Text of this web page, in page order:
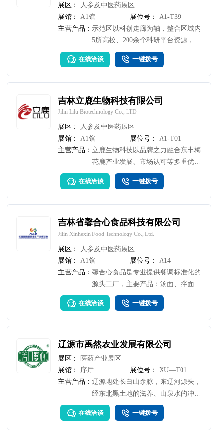
展区：
人参及中医药展区
展馆：
A1馆 展位号：
A1-T39
主营产品： 示范区以科创走廊为轴，整合区域内
5所高校、200余个科研平台资源，构
建了从实验室研发、概念验证、中试
孵化到产业化的全链条服务体系。我
们诚挚欢迎海内外企业、机构来示范
型的大健康产业生态高地。
在线洽谈 一键拨号
吉林立鹿生物科技有限公司
Jilin Lilu Biotechnology Co., LTD
展区：
人参及中医药展区
展馆：
A1馆 展位号：
A1-T01
主营产品： 立鹿生物科技以品牌之力融合东丰梅
花鹿产业发展、市场认可等多重优
势，建设现代化生产线4条，拥有生
产设备90余台套，主营风干鹿肉、酱
卤鹿肉、鹿肉罐头、鹿肉肠、生鲜调
列40余种产品，年鹿产品加工能力
500余吨。
在线洽谈 一键拨号
吉林省馨合心食品科技有限公司
Jilin Xinhexin Food Technology Co., Ltd.
展区：
人参及中医药展区
展馆：
A1馆 展位号：
A14
主营产品：馨合心食品是专业提供餐调标准化的
源头工厂，主要产品：汤面、拌面、
小吃等各类复合调味料，锅包肉、溜
肉段、糖醋里脊等半成品，生调系列
产品。
在线洽谈 一键拨号
辽源市禹然农业发展有限公司
展区：
医药产业展区
展馆：
序厅 展位号：
XU—T01
主营产品：辽源地处长白山余脉，东辽河源头，
经东北黑土地的滋养、山泉水的冲
刷、极寒极热气候的锻炼，造就出蒲
公英清热祛火的独特野性。我公司蒲
公英茶及蒲公英系列食品深受全国各
在线洽谈 一键拨号